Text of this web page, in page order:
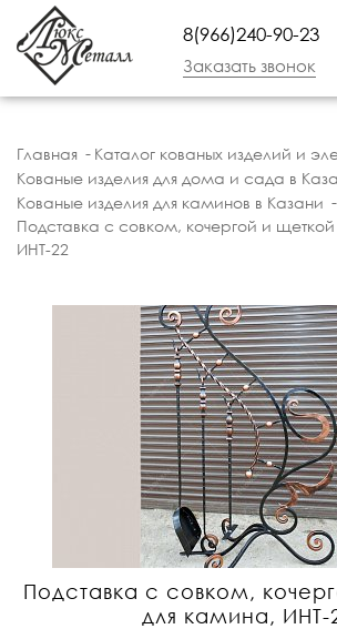
8(966)240-90-23
Заказать звонок
Главная
Каталог кованых изделий и
Кованые изделия для дома и сада в
Кованые изделия для каминов в Казани
Подставка с совком, кочергой и
ИНТ-22
Подставка с совком,
для камина, ИНТ-